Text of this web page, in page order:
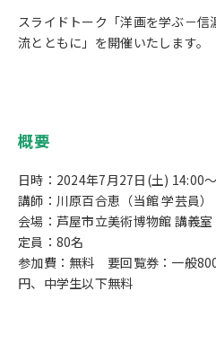
スライドトーク「洋画を学ぶ－
流とともに」を開催いたします。
概要
日時：2024年7月27日(土) 14:00
講師：川原百合恵（当館 学芸員）
会場：芦屋市立美術博物館 講義室
定員：80名
参加費：無料 要回覧券：一般
円、中学生以下無料